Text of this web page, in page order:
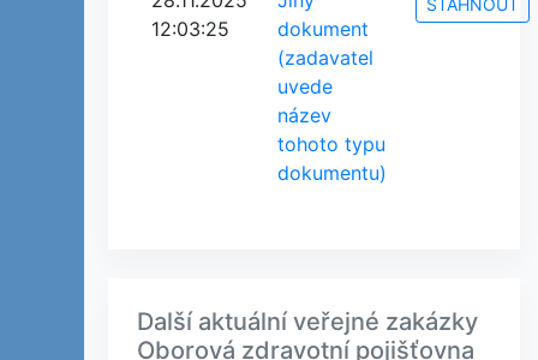
12:03:25
dokument
(zadavatel
uvede
název
tohoto typu
dokumentu)
STÁHNOUT
Další aktuální veřejné zakázky
Oborová zdravotní pojišťovna